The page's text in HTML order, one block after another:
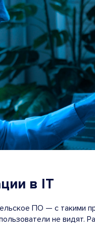
в IT
ПО — с такими
не видят.